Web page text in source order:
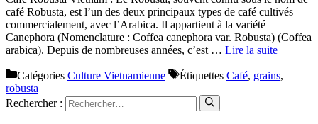
café Robusta, est l’un des deux principaux types de café cultivés
commercialement, avec l’Arabica. Il appartient à la variété
Canephora (Nomenclature : Coffea canephora var. Robusta) (Coffea
arabica). Depuis de nombreuses années, c’est … Lire la suite
Catégories Culture Vietnamienne Étiquettes Café, grains,
robusta
Rechercher :